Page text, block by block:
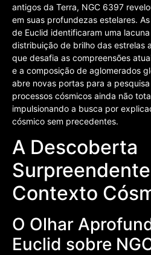
antigos da Terra, NGC 6397
em suas profundezas estelares.
de Euclid identificaram uma
distribuição de brilho das estrelas
que desafia as compreensões
e a composição de aglomerados
abre novas portas para a
processos cósmicos ainda não
impulsionando a busca por
cósmico sem precedentes.
A Descoberta
Contexto
O Olhar
Euclid sobre